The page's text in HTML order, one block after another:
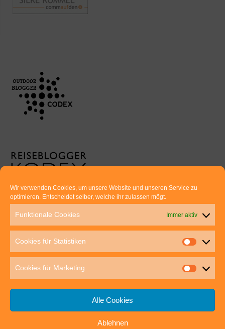
Wir verwenden Cookies, um unsere Website und unseren Service zu
optimieren. Entscheidet selber, welche ihr zulassen mögt.
Funktionale Cookies Immer aktiv
Cookies für Statistiken
Cookies für Marketing
Alle Cookies
Ablehnen
Euer direkter Draht zu uns:
Thomas Rathay und Silke Rommel
70563 Stuttgart
post@outdoor-hochgenuss.de